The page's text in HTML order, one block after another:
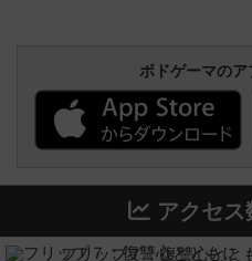
ボドゲーマの
アクセス
フリップ７：復讐心とと